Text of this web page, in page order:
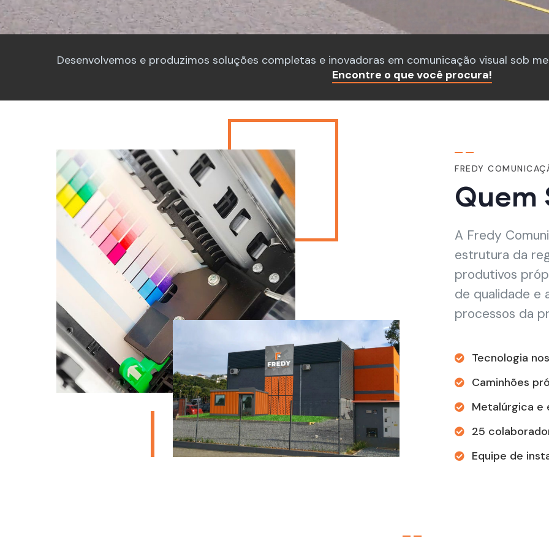
Desenvolvemos e produzimos soluções completas e inovadoras em comunicação visual sob
Encontre o que você procura!
FREDY
Quem
A Fredy
estrutura da
produtivos
de qualidade e
processos da
Tecnologia
Caminhões
Metalúrgica e
25
Equipe de